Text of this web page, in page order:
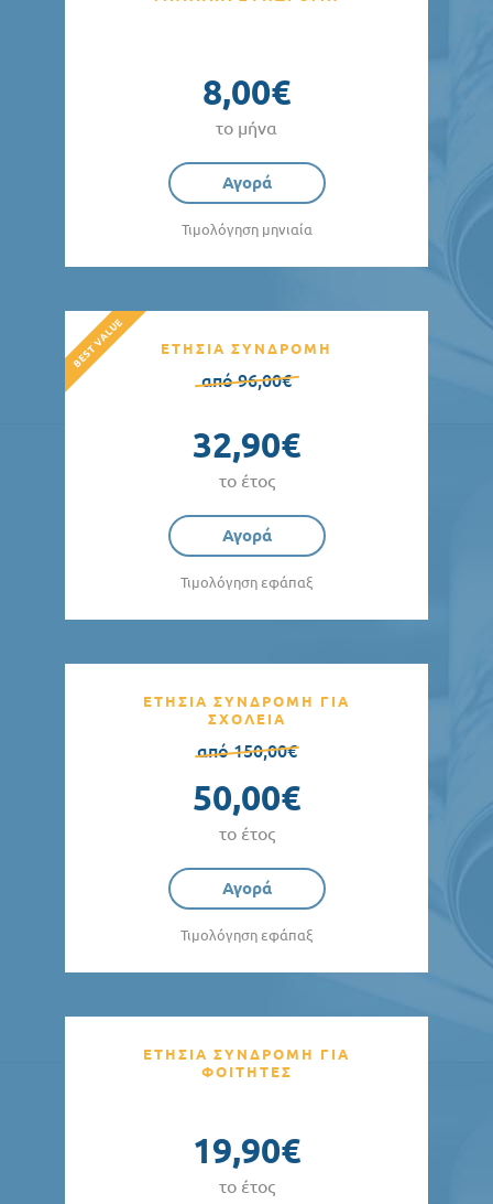
8,00€
το μήνα
Αγορά
Τιμολόγηση μηνιαία
ΕΤΗΣΙΑ ΣΥΝΔΡΟΜΗ
από 96,00€
32,90€
το έτος
Αγορά
Τιμολόγηση εφάπαξ
ΕΤΗΣΙΑ ΣΥΝΔΡΟΜΗ ΓΙΑ
ΣΧΟΛΕΙΑ
από 150,00€
50,00€
το έτος
Αγορά
Τιμολόγηση εφάπαξ
ΕΤΗΣΙΑ ΣΥΝΔΡΟΜΗ ΓΙΑ
ΦΟΙΤΗΤΕΣ
19,90€
το έτος